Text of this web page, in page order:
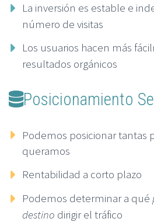
La inversión es estable e
número de visitas
Los usuarios hacen más
resultados orgánicos
Posicionamiento
Podemos posicionar tantas
queramos
Rentabilidad a corto plazo
Podemos determinar a qué
destino dirigir el tráfico